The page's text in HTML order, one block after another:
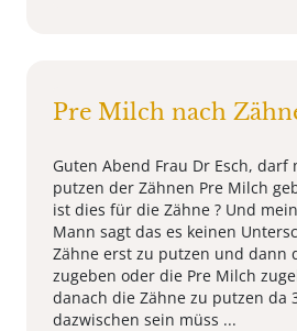
Pre Milch nach
Guten Abend Frau Dr Esch, darf
putzen der Zähnen Pre Milch
ist dies für die Zähne ? Und
Mann sagt das es keinen
Zähne erst zu putzen und dann
zugeben oder die Pre Milch
danach die Zähne zu putzen da
dazwischen sein müss ...